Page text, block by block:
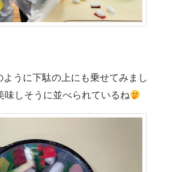
ように下駄の上にも乗せてみまし
味しそうに並べられているね